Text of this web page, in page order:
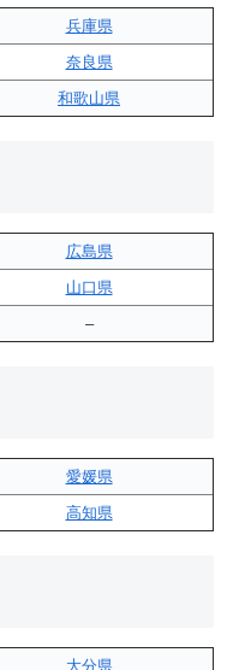
兵庫県
奈良県
和歌山県
広島県
山口県
–
愛媛県
高知県
大分県